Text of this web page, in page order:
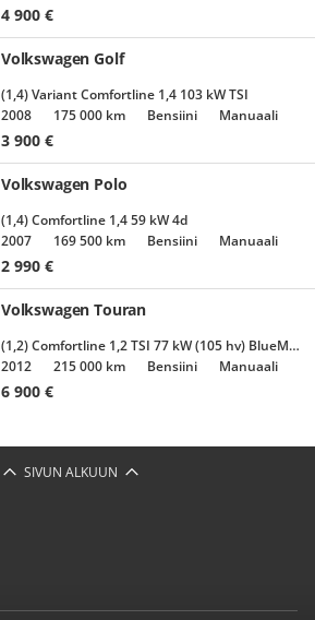
4 900 €
Volkswagen Golf
(1,4) Variant Comfortline 1,4 103 kW TSI
2008
175 000 km Bensiini Manuaali
3 900 €
Volkswagen Polo
(1,4) Comfortline 1,4 59 kW 4d
2007
169 500 km Bensiini Manuaali
2 990 €
Volkswagen Touran
(1,2) Comfortline 1,2 TSI 77 kW (105 hv) BlueMotion Technology
2012
215 000 km Bensiini Manuaali
6 900 €
SIVUN ALKUUN